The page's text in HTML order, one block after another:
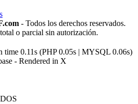
- Todos los derechos reservados.
o parcial sin autorización.
time 0.11s (PHP 0.05s | MYSQL 0.06s)
- Rendered in X